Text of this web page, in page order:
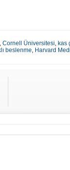
, Cornell Üniversitesi, kas
beslenme, Harvard